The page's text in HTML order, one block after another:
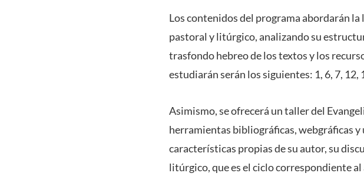
Los contenidos del programa abordarán
pastoral y litúrgico, analizando su
trasfondo hebreo de los textos y los
estudiarán serán los siguientes: 1, 6, 7, 12,
Asimismo, se ofrecerá un taller del
herramientas bibliográficas, webgráficas
características propias de su autor, su
litúrgico, que es el ciclo correspondiente al